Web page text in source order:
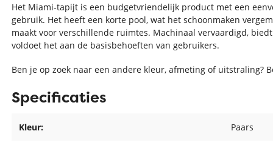
Het Miami-tapijt is een budgetvriendelijk product met een
gebruik. Het heeft een korte pool, wat het schoonmaken
maakt voor verschillende ruimtes. Machinaal vervaardigd,
voldoet het aan de basisbehoeften van gebruikers.
Ben je op zoek naar een andere kleur, afmeting of uitstraling?
Specificaties
Kleur: Paars